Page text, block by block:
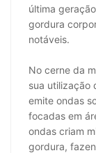
última
gordura
notáveis.
No cerne da
sua utilização
emite ondas
focadas em
ondas criam
gordura,